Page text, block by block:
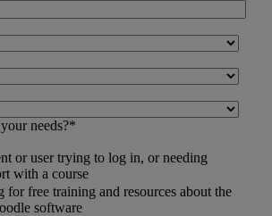
needs?*
or user trying to log in, or needing
with a course
for free training and resources about the
software